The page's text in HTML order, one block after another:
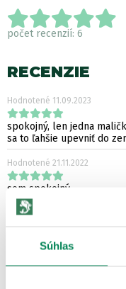
Súhlas
počet recenzií: 6
RECENZIE
Hodnotené 11.09.2023
spokojný, len jedna
sa to ľahšie upevniť do
Hodnotené 21.11.2022
som spokojný
ĎALŠIE
ZNAČKY